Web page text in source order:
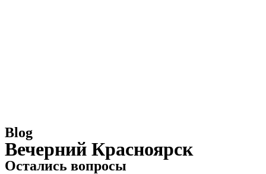
Blog
Вечерний Красноярск
Остались вопросы